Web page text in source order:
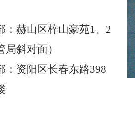
：赫山区梓山豪苑1、2
斜对面）
：资阳区长春东路398